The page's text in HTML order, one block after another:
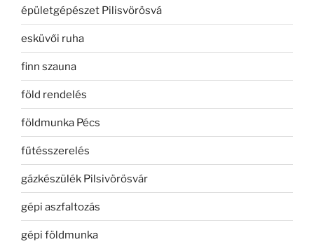
épületgépészet Pilisvörösvá
esküvői ruha
finn szauna
föld rendelés
földmunka Pécs
fűtésszerelés
gázkészülék Pilsivörösvár
gépi aszfaltozás
gépi földmunka